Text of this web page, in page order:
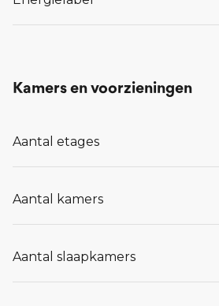
Kamers en voorzieningen
Aantal etages
Aantal kamers
Aantal slaapkamers